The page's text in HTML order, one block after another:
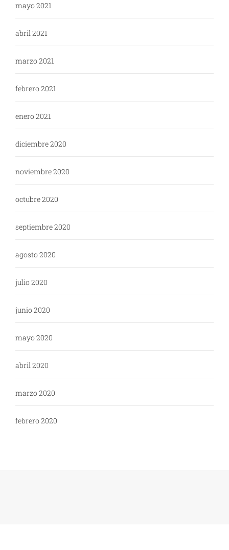
mayo 2021
abril 2021
marzo 2021
febrero 2021
enero 2021
diciembre 2020
noviembre 2020
octubre 2020
septiembre 2020
agosto 2020
julio 2020
junio 2020
mayo 2020
abril 2020
marzo 2020
febrero 2020